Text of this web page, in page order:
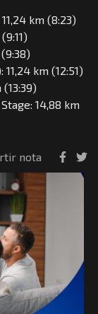
km (8:23)
km (12:51)
14,88 km
nota